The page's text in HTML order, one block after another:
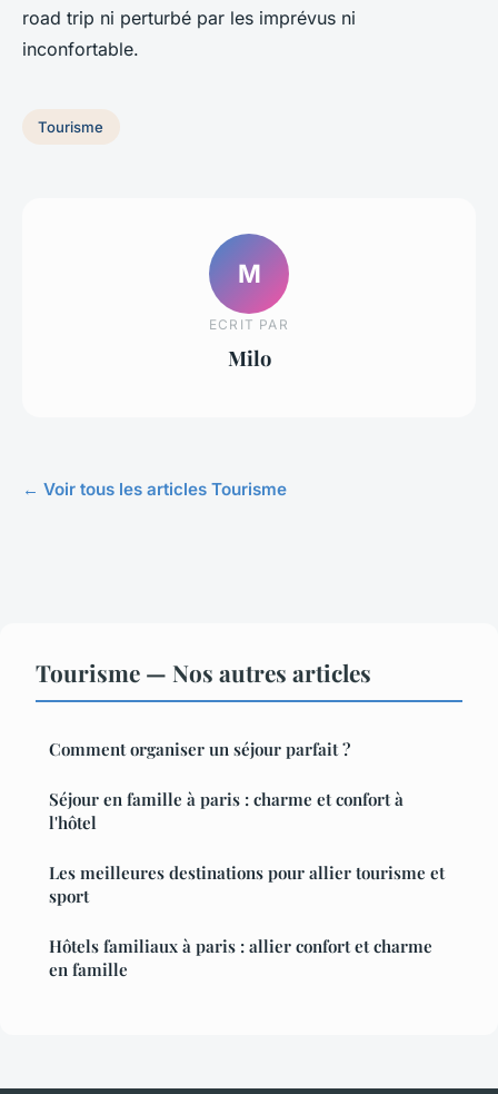
road trip ni perturbé par les imprévus ni
inconfortable.
Tourisme
M
ECRIT PAR
Milo
← Voir tous les articles Tourisme
Tourisme — Nos autres articles
Comment organiser un séjour parfait ?
Séjour en famille à paris : charme et confort à
l'hôtel
Les meilleures destinations pour allier tourisme et
sport
Hôtels familiaux à paris : allier confort et charme
en famille